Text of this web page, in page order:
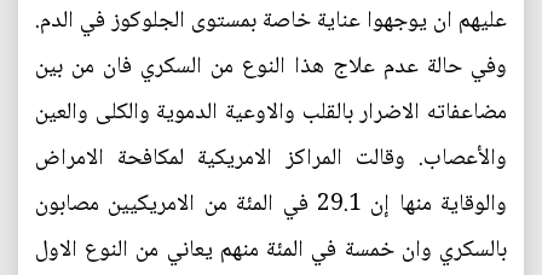
عليهم ان يوجهوا عناية خاصة بمستوى الجلوكوز في الدم.
وفي حالة عدم علاج هذا النوع من السكري فان من بين
مضاعفاته الاضرار بالقلب والاوعية الدموية والكلى والعين
والأعصاب. وقالت المراكز الامريكية لمكافحة الامراض
والوقاية منها إن 29.1 في المئة من الامريكيين مصابون
بالسكري وان خمسة في المئة منهم يعاني من النوع الاول